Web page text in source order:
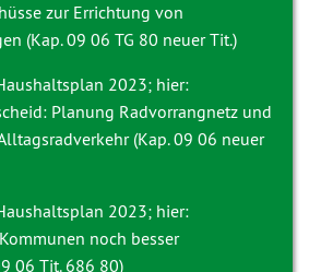
zur Errichtung von
(Kap. 09 06 TG 80 neuer Tit.)
2023; hier:
Planung Radvorrangnetz und
(Kap. 09 06 neuer
2023; hier:
noch besser
06 Tit. 686 80)